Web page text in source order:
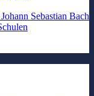
Sebastian Bach